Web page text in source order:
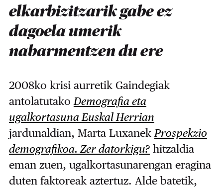
elkarbizitzarik gabe ez
dagoela umerik
nabarmentzen du ere
2008ko krisi aurretik Gaindegiak
antolatutakoDemografia eta
ugalkortasuna Euskal Herrian
jardunaldian, Marta LuxanekProspekzio
demografikoa. Zer datorkigu?hitzaldia
eman zuen, ugalkortasunarengan eragina
duten faktoreak aztertuz. Alde batetik,